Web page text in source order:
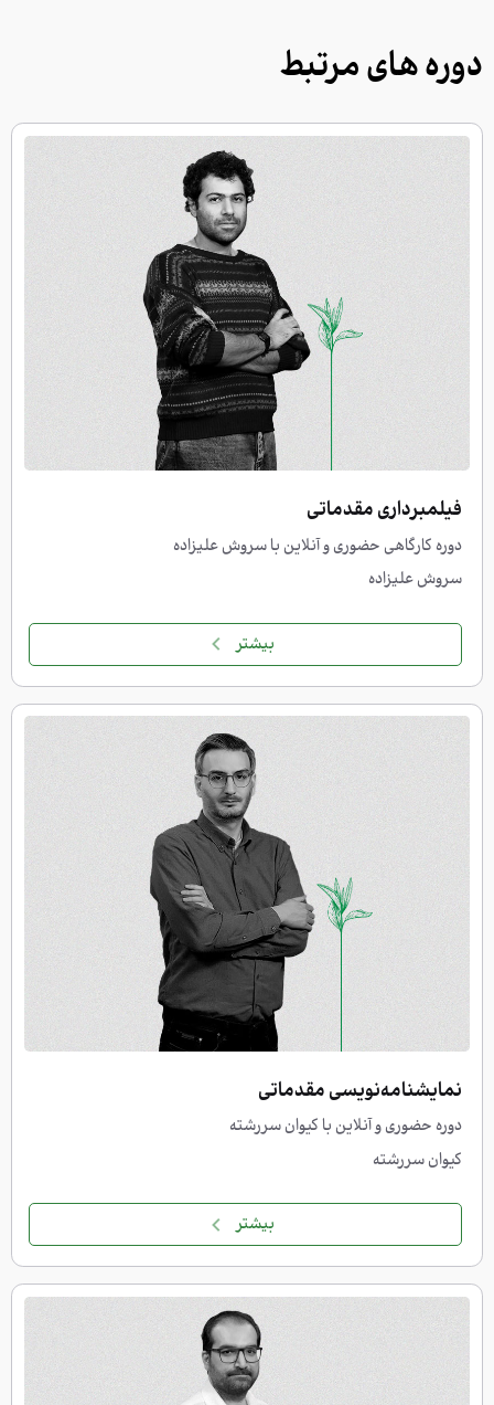
دوره های مرتبط
فیلمبرداری مقدماتی
دوره کارگاهی حضوری و آنلاین با سروش علیزاده
سروش علیزاده
بیشتر
نمایشنامه‌نویسی مقدماتی
دوره حضوری و آنلاین با کیوان سررشته
کیوان سررشته
بیشتر